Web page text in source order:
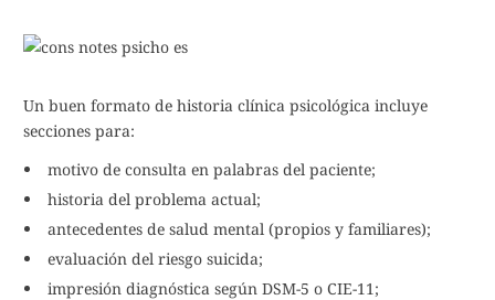
Un buen formato de historia clínica psicológica incluye
secciones para:
motivo de consulta en palabras del paciente;
historia del problema actual;
antecedentes de salud mental (propios y familiares);
evaluación del riesgo suicida;
impresión diagnóstica según DSM-5 o CIE-11;